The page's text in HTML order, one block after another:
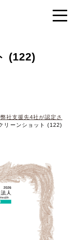
(122)
社支援先4社が認定さ
リーンショット (122)